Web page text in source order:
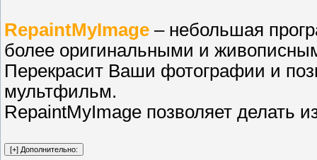
RepaintMyImage – небольшая
более оригинальными и
Перекрасит Ваши фотографии и
мультфильм.
RepaintMyImage позволяет делать